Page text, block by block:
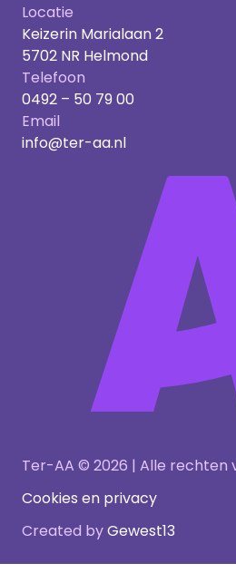
Locatie
Keizerin Marialaan 2
5702 NR Helmond
Telefoon
0492 – 50 79 00
Email
info@ter-aa.nl
Ter-AA © 2026 | Alle rechten
Cookies en privacy
Created byGewest13